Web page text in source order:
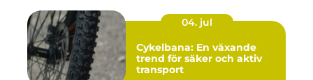
04. jul
Cykelbana: En växande
trend för säker och aktiv
transport